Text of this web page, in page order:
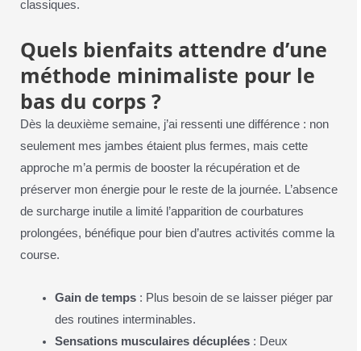
classiques.
Quels bienfaits attendre d’une
méthode minimaliste pour le
bas du corps ?
Dès la deuxième semaine, j’ai ressenti une différence : non
seulement mes jambes étaient plus fermes, mais cette
approche m’a permis de booster la récupération et de
préserver mon énergie pour le reste de la journée. L’absence
de surcharge inutile a limité l’apparition de courbatures
prolongées, bénéfique pour bien d’autres activités comme la
course.
Gain de temps : Plus besoin de se laisser piéger par
des routines interminables.
Sensations musculaires décuplées : Deux